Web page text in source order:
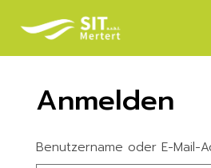
Anmelden
Benutzername oder E-Mail-